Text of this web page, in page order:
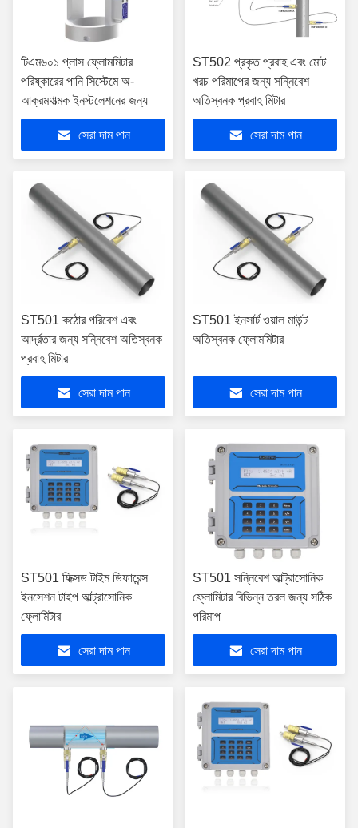
টিএম৬০১ প্লাস ফ্লোমমিটার
পরিষ্কারের পানি সিস্টেমে অ-
আক্রমণাত্মক ইনস্টলেশনের জন্য
সেরা দাম পান
ST502 প্রকৃত প্রবাহ এবং মোট
খরচ পরিমাপের জন্য সন্নিবেশ
অতিস্বনক প্রবাহ মিটার
সেরা দাম পান
ST501 কঠোর পরিবেশ এবং
আর্দ্রতার জন্য সন্নিবেশ অতিস্বনক
প্রবাহ মিটার
সেরা দাম পান
ST501 ইনসার্ট ওয়াল মাউন্ট
অতিস্বনক ফ্লোমমিটার
সেরা দাম পান
ST501 ফিক্সড টাইম ডিফারেন্স
ইনসেশন টাইপ আল্ট্রাসোনিক
ফ্লোমিটার
সেরা দাম পান
ST501 সন্নিবেশ আল্ট্রাসোনিক
ফ্লোমিটার বিভিন্ন তরল জন্য সঠিক
পরিমাপ
সেরা দাম পান